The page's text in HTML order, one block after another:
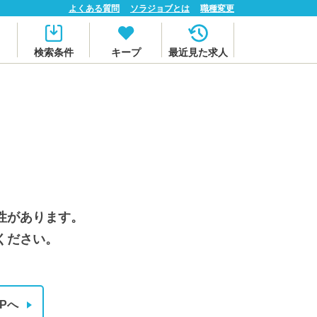
よくある質問 ソラジョブとは 職種変更
検索条件 キープ 最近見た求人
あります。
さい。
へ